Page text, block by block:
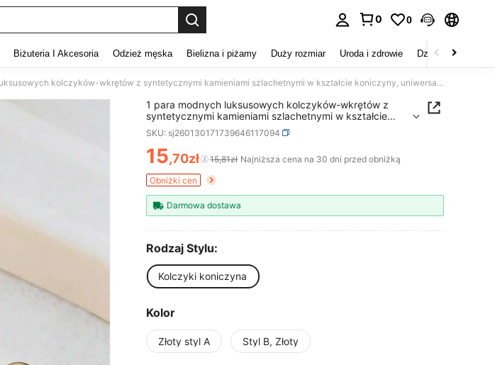
0 0
Biżuteria I Akcesoria Odzież męska Bielizna i piżamy Duży rozmiar Uroda i zdrowie Dzieci
1 para modnych luksusowych kolczyków-wkrętów z syntetycznymi kamieniami szlachetnymi w kształcie koniczyny, uniwersalnych do codziennego noszenia przez kobiety, na imprezy i festiwale
1 para modnych luksusowych kolczyków-wkrętów z
syntetycznymi kamieniami szlachetnymi w kształcie
koniczyny, uniwersalnych do codziennego noszenia
przez kobiety, na imprezy i festiwale
SKU: sj260130171739646117094
PRICE AND AVAILABILITY
15,70zł 15,81zł Najniższa cena na 30 dni przed obniżką
Obniżki cen
Darmowa dostawa
Rodzaj Stylu:
Kolczyki koniczyna
Kolor
Złoty styl A Styl B, Złoty